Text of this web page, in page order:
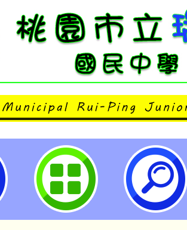
自駕車教師研習營-桃